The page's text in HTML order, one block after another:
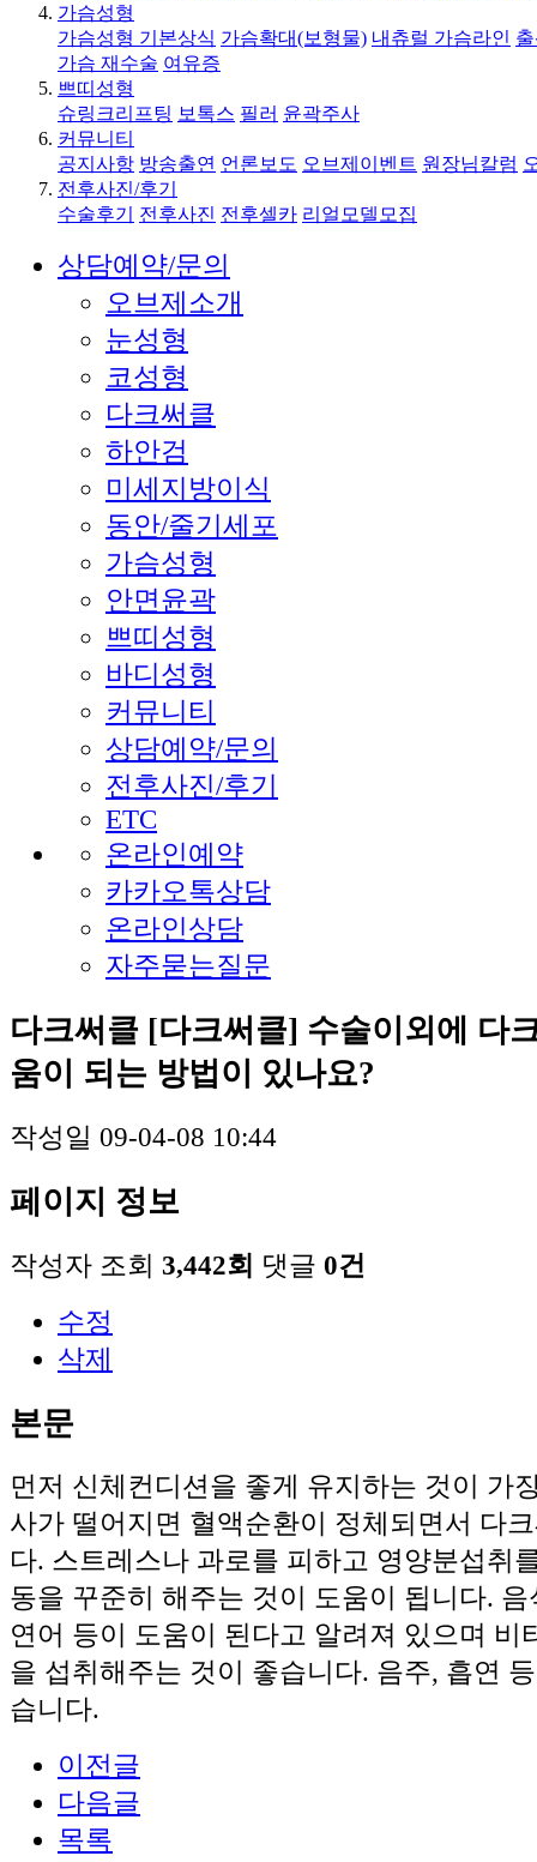
가슴성형
가슴성형 기본상식 가슴확대(보형물) 내츄럴 가슴라인
가슴 재수술 여유증
쁘띠성형
슈링크리프팅 보톡스 필러 윤곽주사
커뮤니티
공지사항 방송출연 언론보도 오브제이벤트 원장님칼럼
전후사진/후기
수술후기
전후사진 전후셀카 리얼모델모집
상담예약/문의
오브제소개
눈성형
코성형
다크써클
하안검
미세지방이식
동안/줄기세포
가슴성형
안면윤곽
쁘띠성형
바디성형
커뮤니티
상담예약/문의
전후사진/후기
ETC
온라인예약
카카오톡상담
온라인상담
자주묻는질문
다크써클 [다크써클] 수술이외에 다
움이 되는 방법이 있나요?
작성일 09-04-08 10:44
페이지 정보
작성자 조회 3,442회 댓글 0건
수정
삭제
본문
먼저 신체컨디션을 좋게 유지하는 것이 가
사가 떨어지면 혈액순환이 정체되면서 다
다. 스트레스나 과로를 피하고 영양분섭취
동을 꾸준히 해주는 것이 도움이 됩니다.
연어 등이 도움이 된다고 알려져 있으며 비
을 섭취해주는 것이 좋습니다. 음주, 흡연
습니다.
이전글
다음글
목록